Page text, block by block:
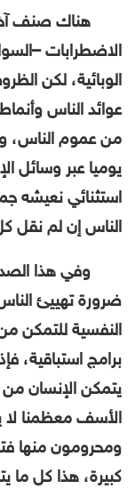
هناك صنف آخر
الاضطرابات
الوبائية، لكن
عوائد الناس
من عموم الناس،
يوميا عبر وسائل
استثنائي نعيشه
الناس إن لم نقل
وفي هذا الصدد
ضرورة تهييئ
النفسية للتمكن من
برامج استباقية،
يتمكن الإنسان من
الأسف معظمنا لا
ومحرومون منها
كبيرة، هذا كل ما